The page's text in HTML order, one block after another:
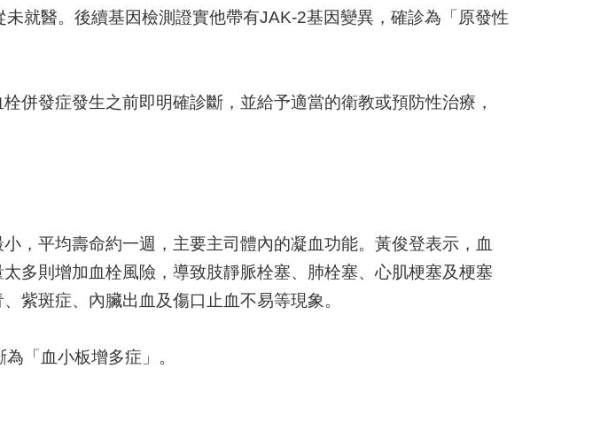
就醫。後續基因檢測證實他帶有JAK-2基因變異，確診為「原發性
併發症發生之前即明確診斷，並給予適當的衛教或預防性治療，
，平均壽命約一週，主要主司體內的凝血功能。黃俊登表示，血
多則增加血栓風險，導致肢靜脈栓塞、肺栓塞、心肌梗塞及梗塞
紫斑症、內臟出血及傷口止血不易等現象。
「血小板增多症」。